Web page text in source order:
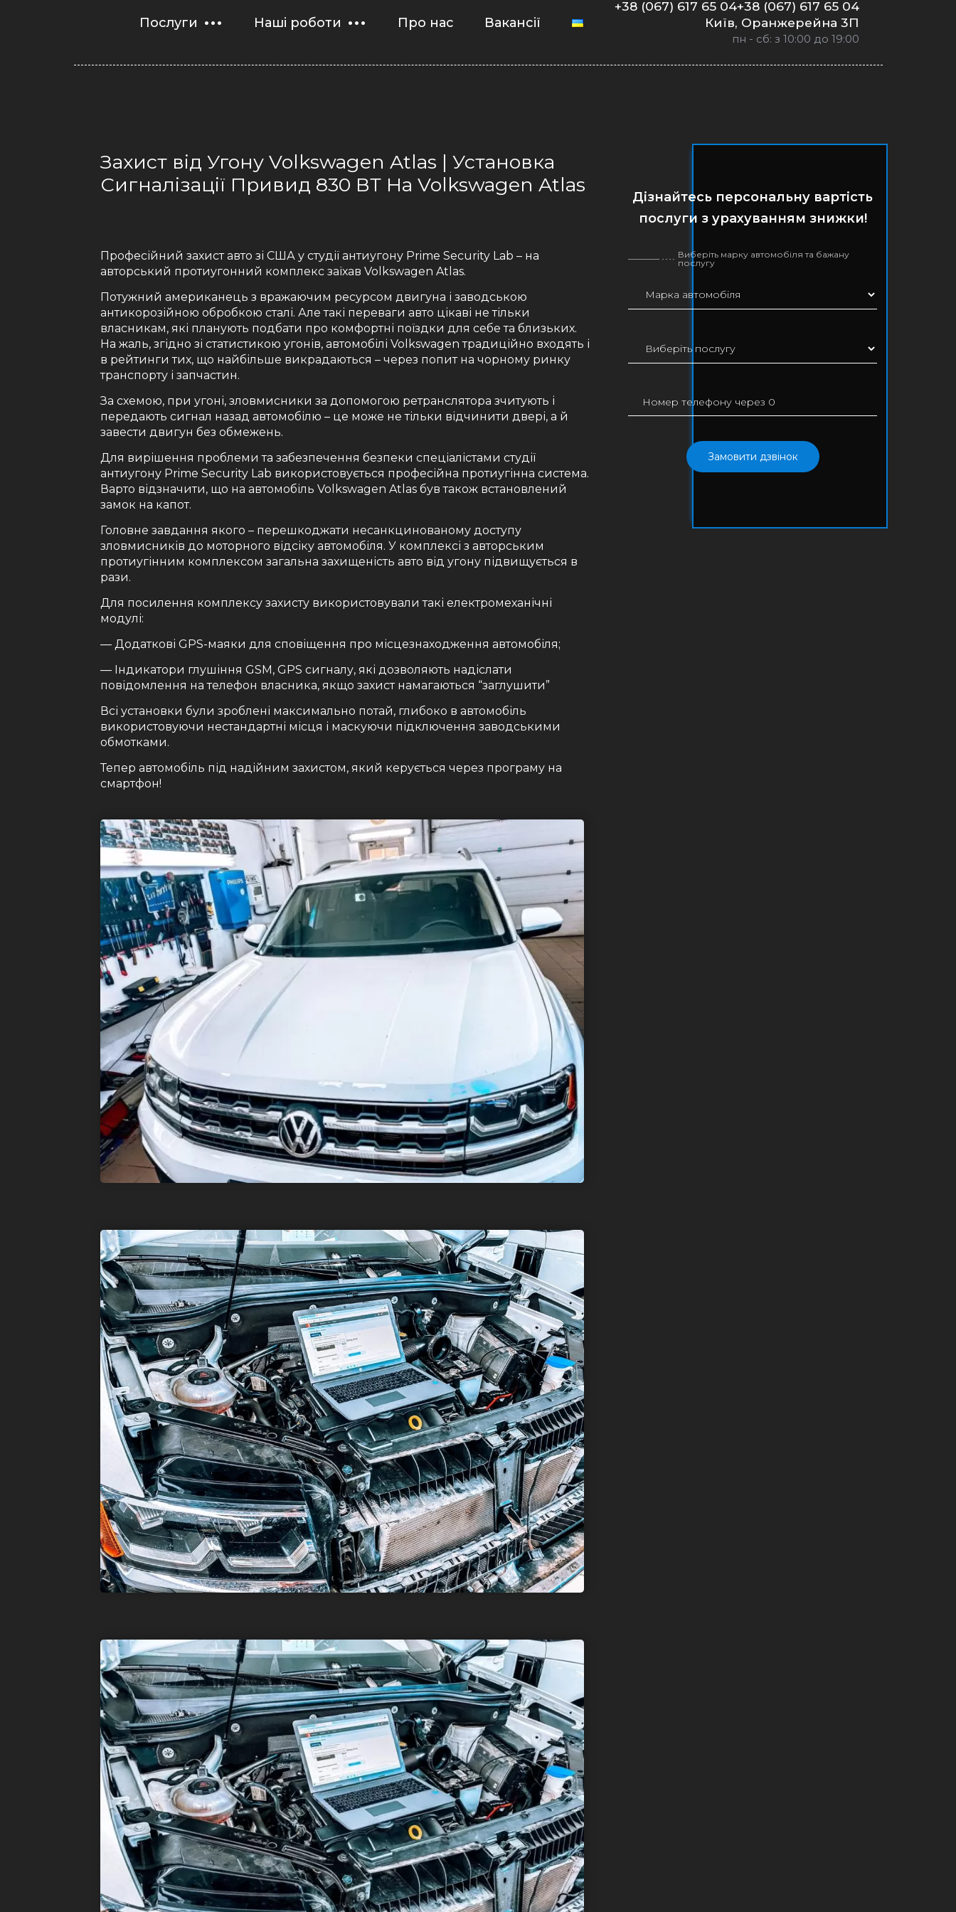
Послуги Наші роботи Про нас Вакансії
+38 (067) 617 65 04+38 (067) 617 65 04
Київ, Оранжерейна 3П
пн - сб: з 10:00 до 19:00
Захист від Угону Volkswagen Atlas | Установка
Сигналізації Привид 830 ВТ На Volkswagen Atlas
Професійний захист авто зі США у студії антиугону Prime Security Lab – на
авторський протиугонний комплекс заїхав Volkswagen Atlas.
Потужний американець з вражаючим ресурсом двигуна і заводською
антикорозійною обробкою сталі. Але такі переваги авто цікаві не тільки
власникам, які планують подбати про комфортні поїздки для себе та близьких.
На жаль, згідно зі статистикою угонів, автомобілі Volkswagen традиційно входять і
в рейтинги тих, що найбільше викрадаються – через попит на чорному ринку
транспорту і запчастин.
За схемою, при угоні, зловмисники за допомогою ретранслятора зчитують і
передають сигнал назад автомобілю – це може не тільки відчинити двері, а й
завести двигун без обмежень.
Для вирішення проблеми та забезпечення безпеки спеціалістами студії
антиугону Prime Security Lab використовується професійна протиугінна система.
Варто відзначити, що на автомобіль Volkswagen Atlas був також встановлений
замок на капот.
Головне завдання якого – перешкоджати несанкцинованому доступу
зловмисників до моторного відсіку автомобіля. У комплексі з авторським
протиугінним комплексом загальна захищеність авто від угону підвищується в
рази.
Для посилення комплексу захисту використовували такі електромеханічні
модулі:
— Додаткові GPS-маяки для сповіщення про місцезнаходження автомобіля;
— Індикатори глушіння GSM, GPS сигналу, які дозволяють надіслати
повідомлення на телефон власника, якщо захист намагаються “заглушити”
Всі установки були зроблені максимально потай, глибоко в автомобіль
використовуючи нестандартні місця і маскуючи підключення заводськими
обмотками.
Тепер автомобіль під надійним захистом, який керується через програму на
смартфон!
Дізнайтесь персональну вартість
послуги з урахуванням знижки!
Виберіть марку автомобіля та бажану
послугу
Замовити дзвінок